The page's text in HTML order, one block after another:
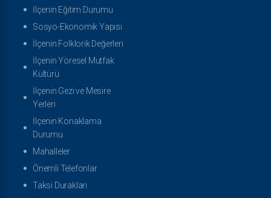
İlçenin Eğitim Durumu
Sosyo-Ekonomik Yapısı
İlçenin Folklorik Değerleri
İlçenin Yöresel Mutfak
Kültürü
İlçenin Gezi ve Mesire
Yerleri
İlçenin Konaklama
Durumu
Mahalleler
Önemli Telefonlar
Taksi Durakları